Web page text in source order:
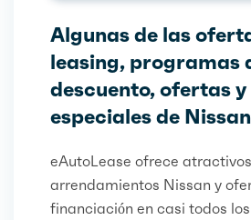
Algunas de las
leasing, programas
descuento, ofertas
especiales de Nissan
eAutoLease ofrece atractivos
arrendamientos Nissan y
financiación en casi todos